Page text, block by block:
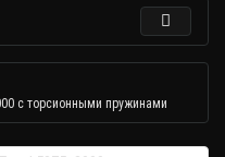
с торсионными пружинами